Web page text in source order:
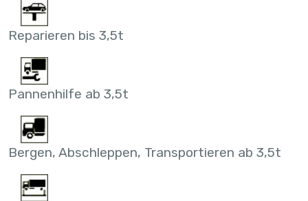
Reparieren bis 3,5t
Pannenhilfe ab 3,5t
Bergen, Abschleppen, Transportieren ab 3,5t